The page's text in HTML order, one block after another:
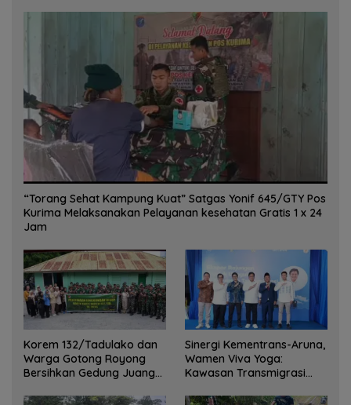
“Torang Sehat Kampung Kuat” Satgas Yonif 645/GTY Pos
Kurima Melaksanakan Pelayanan kesehatan Gratis 1 x 24
Jam
Korem 132/Tadulako dan
Warga Gotong Royong
Bersihkan Gedung Juang
Sinergi Kementrans-Aruna,
Wamen Viva Yoga:
Kawasan Transmigrasi
Ke Pasar Global